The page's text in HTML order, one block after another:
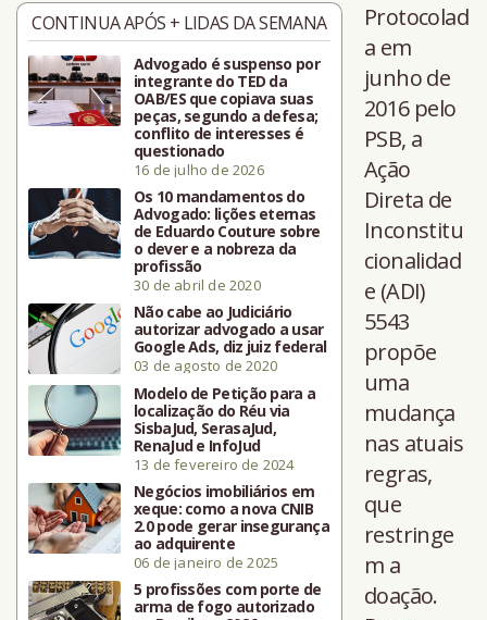
CONTINUA APÓS + LIDAS DA SEMANA
Advogado é suspenso por
integrante do TED da
OAB/ES que copiava suas
peças, segundo a defesa;
conflito de interesses é
questionado
16 de julho de 2026
Os 10 mandamentos do
Advogado: lições eternas
de Eduardo Couture sobre
o dever e a nobreza da
profissão
30 de abril de 2020
Não cabe ao Judiciário
autorizar advogado a usar
Google Ads, diz juiz federal
03 de agosto de 2020
Modelo de Petição para a
localização do Réu via
SisbaJud, SerasaJud,
RenaJud e InfoJud
13 de fevereiro de 2024
Negócios imobiliários em
xeque: como a nova CNIB
2.0 pode gerar insegurança
ao adquirente
06 de janeiro de 2025
5 profissões com porte de
arma de fogo autorizado
Protocolad
a em
junho de
2016 pelo
PSB, a
Ação
Direta de
Inconstitu
cionalidad
e (ADI)
5543
propõe
uma
mudança
nas atuais
regras,
que
restringe
m a
doação.